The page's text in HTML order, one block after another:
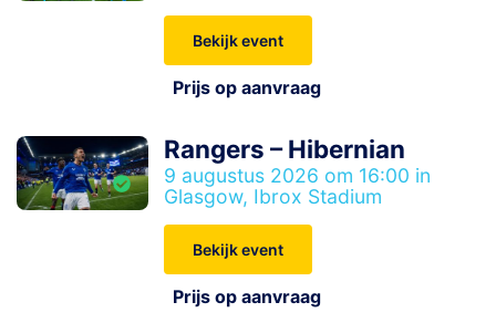
Bekijk event
Prijs op aanvraag
Rangers – Hibernian
9 augustus 2026 om 16:00 in
Glasgow, Ibrox Stadium
Bekijk event
Prijs op aanvraag